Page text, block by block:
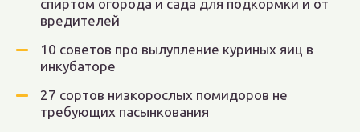
спиртом огорода и сада для подкормки и от
вредителей
10 советов про вылупление куриных яиц в
инкубаторе
27 сортов низкорослых помидоров не
требующих пасынкования